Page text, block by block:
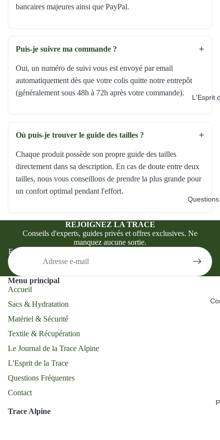
L'Esprit
bancaires majeures ainsi que PayPal.
Puis-je suivre ma commande ? +
Oui, un numéro de suivi vous est envoyé par email
automatiquement dès que votre colis quitte notre entrepôt
(généralement sous 48h à 72h après votre commande).
Où puis-je trouver le guide des tailles ? +
Chaque produit possède son propre guide des tailles
directement dans sa description. En cas de doute entre deux
tailles, nous vous conseillons de prendre la plus grande pour
un confort optimal pendant l'effort.
REJOIGNEZ LA TRACE
Conseils d'experts, guides privés et offres exclusives. Ne
manquez aucune sortie.
E-mail
Menu principal
Accueil
Sacs & Hydratation
Matériel & Sécurité
Textile & Récupération
Le Journal de la Trace Alpine
L'Esprit de la Trace
Questions Fréquentes
Contact
Trace Alpine